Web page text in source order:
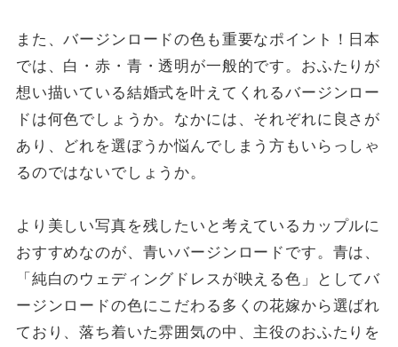
また、バージンロードの色も重要なポイント！日本
では、白・赤・青・透明が一般的です。おふたりが
想い描いている結婚式を叶えてくれるバージンロー
ドは何色でしょうか。なかには、それぞれに良さが
あり、どれを選ぼうか悩んでしまう方もいらっしゃ
るのではないでしょうか。
より美しい写真を残したいと考えているカップルに
おすすめなのが、青いバージンロードです。青は、
「純白のウェディングドレスが映える色」としてバ
ージンロードの色にこだわる多くの花嫁から選ばれ
ており、落ち着いた雰囲気の中、主役のおふたりを